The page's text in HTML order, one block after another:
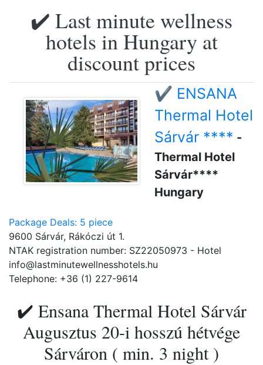
✔️ Last minute wellness
hotels in Hungary at
discount prices
✔️ ENSANA
Thermal Hotel
Sárvár **** -
Thermal Hotel
Sárvár****
Hungary
Package Deals: 5 piece
9600 Sárvár, Rákóczi út 1.
NTAK registration number: SZ22050973 - Hotel
info@lastminutewellnesshotels.hu
Telephone: +36 (1) 227-9614
✔️ Ensana Thermal Hotel Sárvár
Augusztus 20-i hosszú hétvége
Sárváron ( min. 3 night )